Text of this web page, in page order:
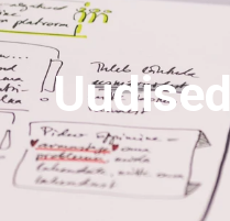
Uudised